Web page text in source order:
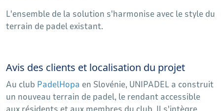
L'ensemble de la solution s'harmonise avec le style du
terrain de padel existant.
Avis des clients et localisation du projet
Au club PadelHopa en Slovénie, UNIPADEL a construit
un nouveau terrain de padel, le rendant accessible